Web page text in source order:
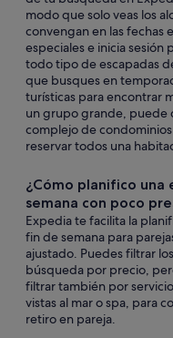
modo que solo veas los
convengan en las fechas
especiales e inicia sesión
todo tipo de escapadas
que busques en
turísticas para encontrar
un grupo grande, puede
complejo de
reservar todos una
¿Cómo planifico una
semana con poco
Expedia te facilita la
fin de semana para
ajustado. Puedes filtrar
búsqueda por precio,
filtrar también por
vistas al mar o spa, para
retiro en pareja.